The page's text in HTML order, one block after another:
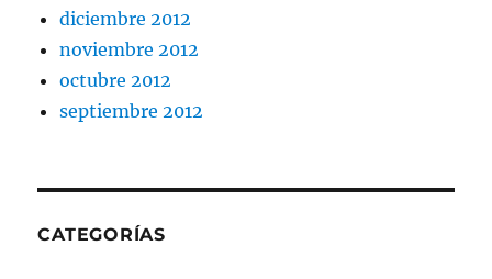
diciembre 2012
noviembre 2012
octubre 2012
septiembre 2012
CATEGORÍAS